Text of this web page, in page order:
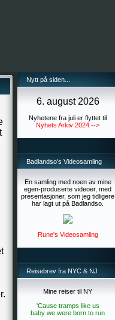
Nytt på siden...
6. august 2026
Nyhetene fra juli er flyttet til
Nyhets Arkiv 2024 -->
Badlandso's Videosamling
En samling med noen av mine
egen-produserte videoer, med
presentasjoner, som jeg tidligere
har lagt ut på Badlandso.
Rune's Videosamling
Reisebrev fra NYC & NJ
Mine reiser til NY
'Cause tramps like us
baby we were born to run